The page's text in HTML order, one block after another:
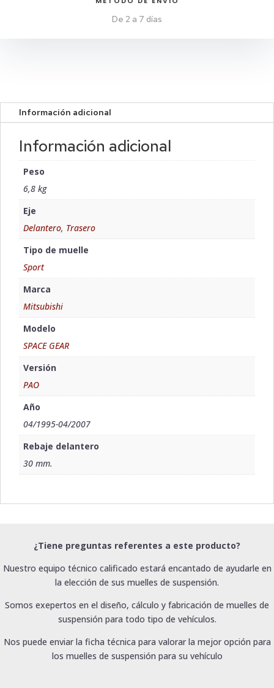
De 2 a 7 días
Información adicional
Información adicional
Peso
6,8 kg
Eje
Delantero, Trasero
Tipo de muelle
Sport
Marca
Mitsubishi
Modelo
SPACE GEAR
Versión
PAO
Año
04/1995-04/2007
Rebaje delantero
30 mm.
¿Tiene preguntas referentes a este producto?
Nuestro equipo técnico calificado estará encantado de ayudarle en
la elección de sus muelles de suspensión.
Somos exepertos en el diseño, cálculo y fabricación de muelles de
suspensión para todo tipo de vehículos.
Nos puede enviar la ficha técnica para valorar la mejor opción para
los muelles de suspensión para su vehículo